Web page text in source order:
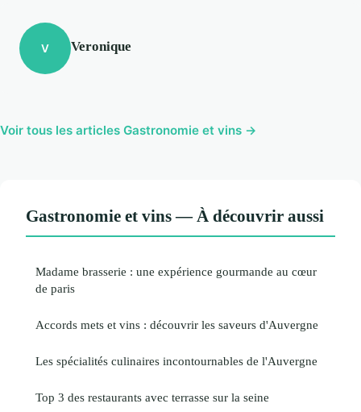
V Veronique
Voir tous les articles Gastronomie et vins →
Gastronomie et vins — À découvrir aussi
Madame brasserie : une expérience gourmande au cœur
de paris
Accords mets et vins : découvrir les saveurs d'Auvergne
Les spécialités culinaires incontournables de l'Auvergne
Top 3 des restaurants avec terrasse sur la seine